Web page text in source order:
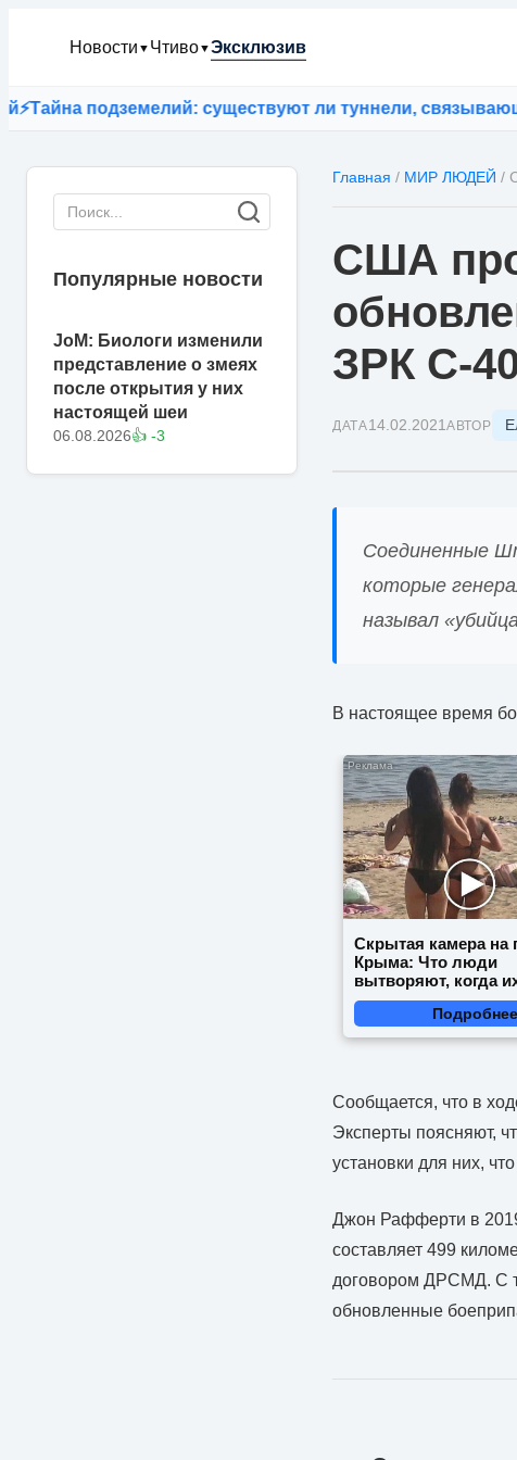
Новости ▼ Чтиво▼Эксклюзив
подземелий: существуют ли туннели, связывающие
Популярные новости
JoM: Биологи изменили
представление о змеях
после открытия у них
настоящей шеи
06.08.2026👍 -3
Главная / МИР ЛЮДЕЙ /
США
ЗРК С-
ДАТА14.02.2021 АВТОР
Соединенные
которые
называл
В настоящее время
Скрытая камера на
Крыма: Что люди
вытворяют, когда
видят...
Подробнее
Сообщается, что в
Эксперты поясняют,
установки для них,
Джон Рафферти в 2019
составляет 499
договором ДРСМД. С
обновленные